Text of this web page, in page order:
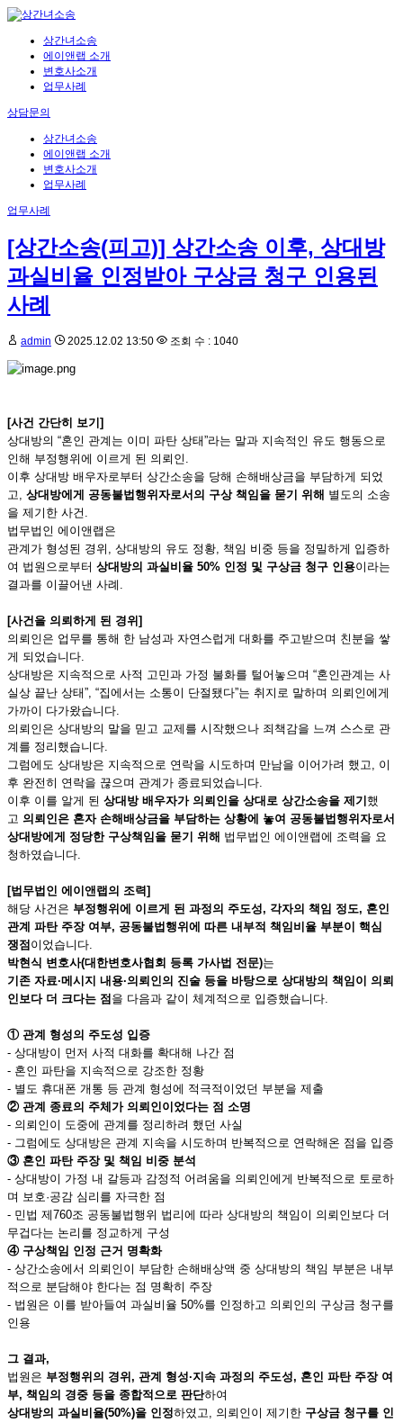
상간녀소송
에이앤랩 소개
변호사소개
업무사례
상담문의
상간녀소송
에이앤랩 소개
변호사소개
업무사례
업무사례
[상간소송(피고)] 상간소송 이후, 상대방
과실비율 인정받아 구상금 청구 인용된
사례
admin 2025.12.02 13:50 조회 수 : 1040
[사건 간단히 보기]
상대방의 “혼인 관계는 이미 파탄 상태”라는 말과 지속적인 유도 행동으로
인해 부정행위에 이르게 된 의뢰인.
이후 상대방 배우자로부터 상간소송을 당해 손해배상금을 부담하게 되었
고, 상대방에게 공동불법행위자로서의 구상 책임을 묻기 위해 별도의 소송
을 제기한 사건.
법무법인 에이앤랩은
관계가 형성된 경위, 상대방의 유도 정황, 책임 비중 등을 정밀하게 입증하
여 법원으로부터 상대방의 과실비율 50% 인정 및 구상금 청구 인용이라는
결과를 이끌어낸 사례.
[사건을 의뢰하게 된 경위]
의뢰인은 업무를 통해 한 남성과 자연스럽게 대화를 주고받으며 친분을 쌓
게 되었습니다.
상대방은 지속적으로 사적 고민과 가정 불화를 털어놓으며 “혼인관계는 사
실상 끝난 상태”, “집에서는 소통이 단절됐다”는 취지로 말하며 의뢰인에게
가까이 다가왔습니다.
의뢰인은 상대방의 말을 믿고 교제를 시작했으나 죄책감을 느껴 스스로 관
계를 정리했습니다.
그럼에도 상대방은 지속적으로 연락을 시도하며 만남을 이어가려 했고, 이
후 완전히 연락을 끊으며 관계가 종료되었습니다.
이후 이를 알게 된 상대방 배우자가 의뢰인을 상대로 상간소송을 제기 했
고 의뢰인은 혼자 손해배상금을 부담하는 상황에 놓여 공동불법행위자로서
상대방에게 정당한 구상책임을 묻기 위해 법무법인 에이앤랩에 조력을 요
청하였습니다.
[법무법인 에이앤랩의 조력]
해당 사건은 부정행위에 이르게 된 과정의 주도성, 각자의 책임 정도, 혼인
관계 파탄 주장 여부, 공동불법행위에 따른 내부적 책임비율 부분이 핵심
쟁점 이었습니다.
박현식 변호사(대한변호사협회 등록 가사법 전문)는
기존 자료·메시지 내용·의뢰인의 진술 등을 바탕으로 상대방의 책임이 의뢰
인보다 더 크다는 점 을 다음과 같이 체계적으로 입증했습니다.
① 관계 형성의 주도성 입증
- 상대방이 먼저 사적 대화를 확대해 나간 점
- 혼인 파탄을 지속적으로 강조한 정황
- 별도 휴대폰 개통 등 관계 형성에 적극적이었던 부분을 제출
② 관계 종료의 주체가 의뢰인이었다는 점 소명
- 의뢰인이 도중에 관계를 정리하려 했던 사실
- 그럼에도 상대방은 관계 지속을 시도하며 반복적으로 연락해온 점을 입증
③ 혼인 파탄 주장 및 책임 비중 분석
- 상대방이 가정 내 갈등과 감정적 어려움을 의뢰인에게 반복적으로 토로하
며 보호·공감 심리를 자극한 점
- 민법 제760조 공동불법행위 법리에 따라 상대방의 책임이 의뢰인보다 더
무겁다는 논리를 정교하게 구성
④ 구상책임 인정 근거 명확화
- 상간소송에서 의뢰인이 부담한 손해배상액 중 상대방의 책임 부분은 내부
적으로 분담해야 한다는 점 명확히 주장
- 법원은 이를 받아들여 과실비율 50%를 인정하고 의뢰인의 구상금 청구를
인용
그 결과,
법원은 부정행위의 경위, 관계 형성·지속 과정의 주도성, 혼인 파탄 주장 여
부, 책임의 경중 등을 종합적으로 판단하여
상대방의 과실비율(50%)을 인정하였고, 의뢰인이 제기한 구상금 청구를 인